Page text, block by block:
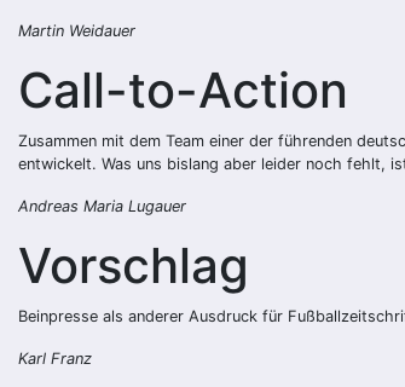
Martin Weidauer
Call-to-Action
Zusammen mit dem Team einer der führenden
entwickelt. Was uns bislang aber leider noch fehlt,
Andreas Maria Lugauer
Vorschlag
Beinpresse als anderer Ausdruck für
Karl Franz